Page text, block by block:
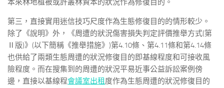
本來林地植被或許叢林資本的狀況作為修復目的。
第三，直接實用迷信技巧尺度作為生態修復目的的情形較少。
除了《說明》外，《周遭的狀況傷害損失判定評價推舉方式(第
Ⅱ版)》(以下簡稱《推舉措施》)第4.10條、第4.11條和第4.14條
也供給了兩類生態周遭的狀況修復目的即基線程度和可接收風
險程度。而在搜集到的周遭的狀況平易近事公益訴訟案例傍
邊，直接以基線程會議室出租 度作為生態周遭的狀況修復目的